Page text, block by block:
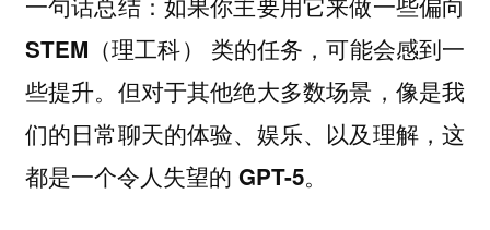
STEM（理工科） 类的任务，可能会感到一
些提升。但对于其他绝大多数场景，像是我
们的日常聊天的体验、娱乐、以及理解，这
都是一个令人失望的 GPT-5。